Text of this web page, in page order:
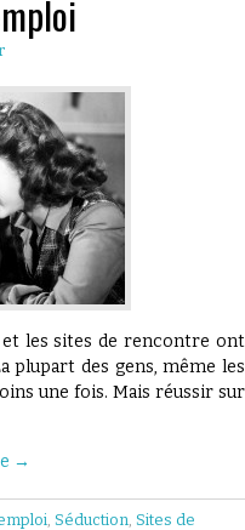
les sites de rencontre ont
plupart des gens, même les
une fois. Mais réussir sur
→
,Séduction,Sites de